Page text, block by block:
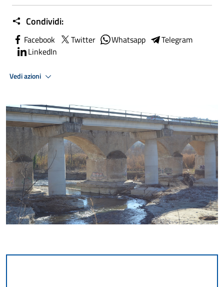
Condividi:
Facebook Twitter Whatsapp
Telegram
LinkedIn
Vedi azioni